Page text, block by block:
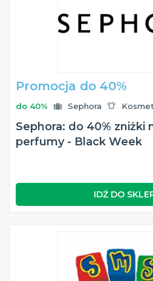
Promocja do 40%
do 40% Sephora
Sephora: do 40% zniżki
perfumy - Black Week
IDŹ DO